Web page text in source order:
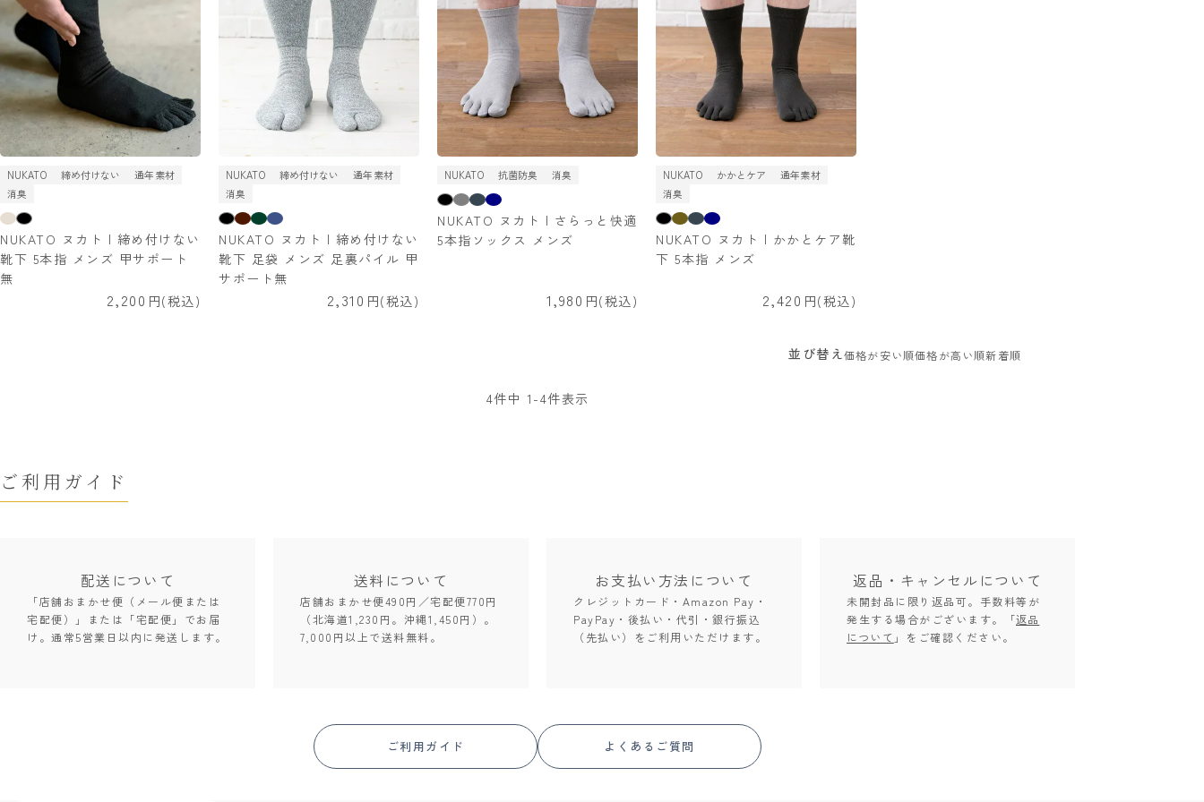
NUKATO 締め付けない
通年素材
消臭
NUKATO ヌカト | 締め付けない
靴下 5本指 メンズ 甲サポート
無
2,200 税込
NUKATO 締め付けない
通年素材
消臭
NUKATO ヌカト | 締め付けない
靴下 足袋 メンズ 足裏パイル 甲
サポート無
2,310 税込
NUKATO 抗菌防臭 消臭
NUKATO ヌカト | さらっと快適
5本指ソックス メンズ
1,980 税込
NUKATO かかとケア
通年素材
消臭
NUKATO ヌカト | かかとケア靴
下 5本指 メンズ
2,420 税込
並び替え価格が安い順価格が高い順新着順
4件中 1 -4件表示
ご利用ガイド
配送について
「店舗おまかせ便（メール便または
宅配便）」または「宅配便」でお届
け。通常5営業日以内に発送します。
送料について
店舗おまかせ便490円／宅配便770円
（北海道1,230円。沖縄1,450円）。
7,000円以上で送料無料。
お支払い方法 について
クレジットカード・Amazon Pay・
PayPay・後払い・代引・銀行振込
（先払い）をご利用いただけます。
返品・キャンセル について
未開封品に限り返品可。手数料等が
発生する場合がございます。「返品
について 」をご確認ください。
ご利用ガイド よくあるご質問